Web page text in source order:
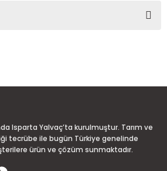
noktaları öneri formunu
alternatifler olmalı.
Isparta Yalvaç’ta kurulmuştur. Tarım ve
tecrübe ile bugün Türkiye genelinde
ürün ve çözüm sunmaktadır.